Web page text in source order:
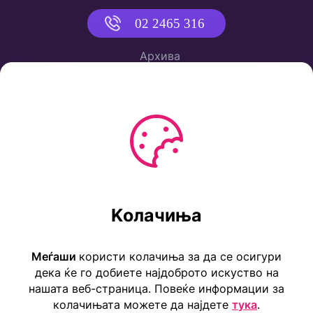
02 2465 316
Архива
Тел: ++389 2 2465 316
Kолачиња
Меѓаши користи колачиња за да се осигури
дека ќе го добиете најдоброто искуство на
нашата веб-страница. Повеќе информации за
колачињата можете да најдете тука.